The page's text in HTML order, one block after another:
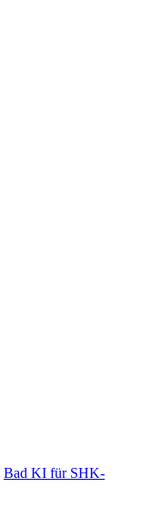
Bad KI für SHK-